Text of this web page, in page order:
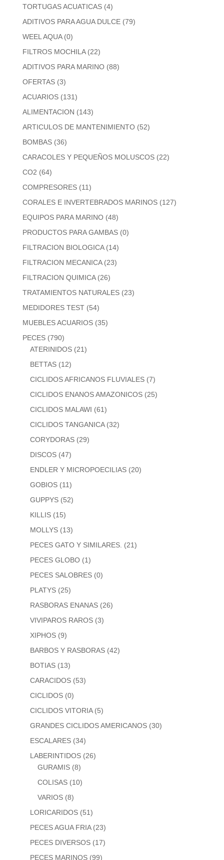
TORTUGAS ACUATICAS (4)
ADITIVOS PARA AGUA DULCE (79)
WEEL AQUA (0)
FILTROS MOCHILA (22)
ADITIVOS PARA MARINO (88)
OFERTAS (3)
ACUARIOS (131)
ALIMENTACION (143)
ARTICULOS DE MANTENIMIENTO (52)
BOMBAS (36)
CARACOLES Y PEQUEÑOS MOLUSCOS (22)
CO2 (64)
COMPRESORES (11)
CORALES E INVERTEBRADOS MARINOS (127)
EQUIPOS PARA MARINO (48)
PRODUCTOS PARA GAMBAS (0)
FILTRACION BIOLOGICA (14)
FILTRACION MECANICA (23)
FILTRACION QUIMICA (26)
TRATAMIENTOS NATURALES (23)
MEDIDORES TEST (54)
MUEBLES ACUARIOS (35)
PECES (790)
ATERINIDOS (21)
BETTAS (12)
CICLIDOS AFRICANOS FLUVIALES (7)
CICLIDOS ENANOS AMAZONICOS (25)
CICLIDOS MALAWI (61)
CICLIDOS TANGANICA (32)
CORYDORAS (29)
DISCOS (47)
ENDLER Y MICROPOECILIAS (20)
GOBIOS (11)
GUPPYS (52)
KILLIS (15)
MOLLYS (13)
PECES GATO Y SIMILARES. (21)
PECES GLOBO (1)
PECES SALOBRES (0)
PLATYS (25)
RASBORAS ENANAS (26)
VIVIPAROS RAROS (3)
XIPHOS (9)
BARBOS Y RASBORAS (42)
BOTIAS (13)
CARACIDOS (53)
CICLIDOS (0)
CICLIDOS VITORIA (5)
GRANDES CICLIDOS AMERICANOS (30)
ESCALARES (34)
LABERINTIDOS (26)
GURAMIS (8)
COLISAS (10)
VARIOS (8)
LORICARIDOS (51)
PECES AGUA FRIA (23)
PECES DIVERSOS (17)
PECES MARINOS (99)